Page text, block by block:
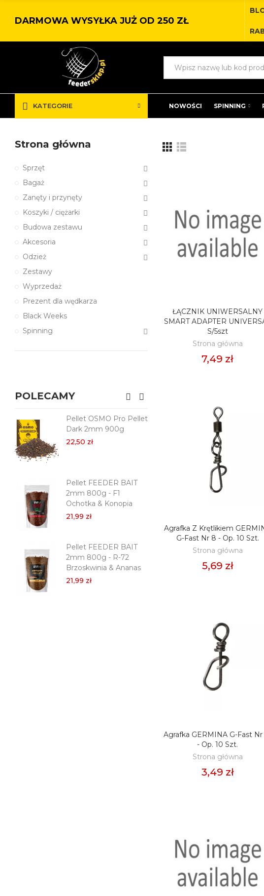
DARMOWA WYSYŁKA JUŻ OD 250 ZŁ
KATEGORIE NOWOŚCI SPINNING
DODAJ DO KOSZYKA
ŁĄCZNIK UNIWERSALNY
SMART ADAPTER
S/5szt
Strona główna
7,49 zł
DODAJ DO KOSZYKA
Agrafka Z Krętlikiem
G-Fast Nr 8 - Op. 10 Szt.
Strona główna
5,69 zł
DODAJ DO KOSZYKA
Agrafka GERMINA G-Fast Nr
- Op. 10 Szt.
Strona główna
3,49 zł
Strona główna
Sprzęt
Bagaż
Zanęty i przynęty
Koszyki / ciężarki
Budowa zestawu
Akcesoria
Odzież
Zestawy
Wyprzedaż
Prezent dla wędkarza
Black Weeks
Spinning
POLECAMY
Pellet OSMO Pro Pellet
Dark 2mm 900g
22,50 zł
Pellet FEEDER BAIT
2mm 800g - F1
Ochotka & Konopia
21,99 zł
Pellet FEEDER BAIT
2mm 800g - R-72
Brzoskwinia & Ananas
21,99 zł
Pellet FEEDER
2mm 800g -
Corn
21,99 zł
Pellet FEEDER
2mm 800g -
Pellet FEEDER
Prestige 2mm
Dark Natural